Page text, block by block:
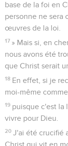
base de la foi en
personne ne sera
œuvres de la loi.
17 » Mais si, en
nous avons été
que Christ serait
18 En effet, si je
moi-même
19 puisque c'est la
vivre pour Dieu.
20 J'ai été crucifié
Christ qui vit en